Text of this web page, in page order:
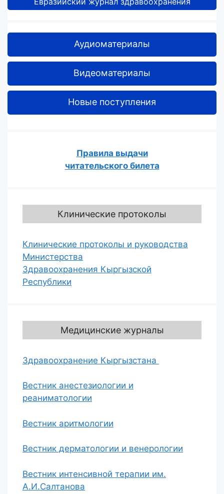
Аудиоматериалы
Видеоматериалы
Новые поступления
Правила выдачи
читательского билета
Клинические протоколы
Клинические протоколы и руководства
Министерства
Здравоохранения Кыргызской
Республики
Медицинские журналы
Здравоохранение Кыргызстана
Вестник анестезиологии и
реаниматологии
Вестник аритмологии
Вестник дерматологии и венерологии
Вестник интенсивной терапии им.
А.И.Салтанова